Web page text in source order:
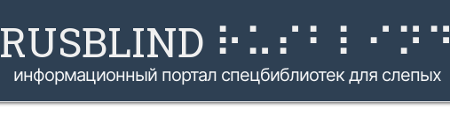
RUSBLIND ⠗⠥⠎⠃⠇⠊⠝⠙
информационный портал спецбиблиотек для слепых